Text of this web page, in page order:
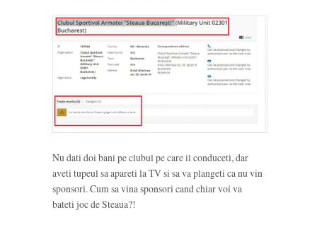
Nu dati doi bani pe clubul pe care il conduceti, dar
aveti tupeul sa apareti la TV si sa va plangeti ca nu vin
sponsori. Cum sa vina sponsori cand chiar voi va
bateti joc de Steaua?!